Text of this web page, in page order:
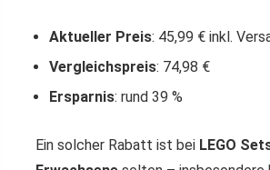
Aktueller Preis: 45,99 € inkl.
Vergleichspreis: 74,98 €
Ersparnis: rund 39 %
Ein solcher Rabatt ist bei LEGO